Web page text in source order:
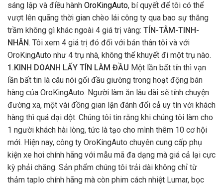
sáng lập và điều hành OroKingAuto, bí quyết để tôi có thể
vượt lên quãng thời gian chèo lái công ty qua bao sự thăng
trầm không gì khác ngoài 4 giá trị vàng: TÍN-TÂM-TINH-
NHÂN. Tôi xem 4 giá trị đó đối với bản thân tôi và với
OroKingAuto như 4 trụ nhà, không thể khuyết đi một trụ nào.
1.KINH DOANH LẤY TÍN LÀM ĐẦU Một lần bất tín thì vạn
lần bất tin là câu nói gối đầu giường trong hoạt động bán
hàng của OroKingAuto. Người làm ăn lâu dài sẽ tính chuyện
đường xa, một vài đồng gian lận đánh đổi cả uy tín với khách
hàng thì quá dại dột. Chúng tôi tin rằng khi chúng tôi làm cho
1 người khách hài lòng, tức là tạo cho mình thêm 10 cơ hội
mới. Hiện nay, công ty OroKingAuto chuyên cung cấp phụ
kiện xe hơi chính hãng với mẫu mã đa dạng mà giá cả lại cực
kỳ phải chăng. Sản phẩm chúng tôi trải dài không chỉ từ
thảm taplo chính hãng mà còn phim cách nhiệt Lumar, bọc